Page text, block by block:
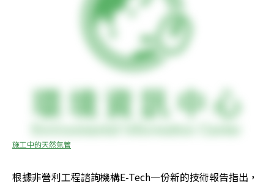
施工中的天然氣管
根據非營利工程諮詢機構E-Tech一份新的技術報告指出，